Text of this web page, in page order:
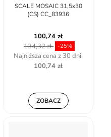
SCALE MOSAIC 31,5x30
(CS) CC_83936
100,74 zł
134,32 zł -25%
Najniższa cena z 30 dni:
100,74 zł
ZOBACZ